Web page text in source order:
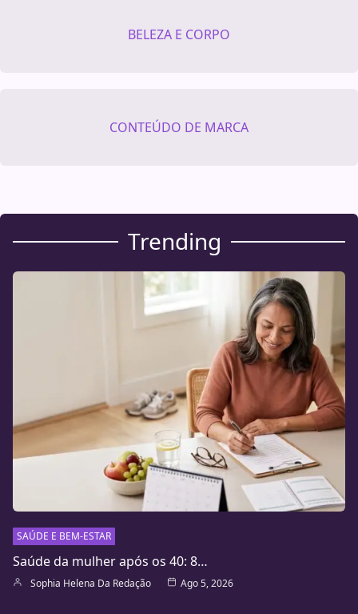
BELEZA E CORPO
CONTEÚDO DE MARCA
Trending
SAÚDE E BEM-ESTAR
Saúde da mulher após os 40: 8…
Sophia Helena Da Redação Ago 5, 2026